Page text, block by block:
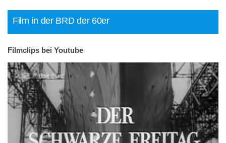
Film in der BRD der 60er
Filmclips bei Youtube